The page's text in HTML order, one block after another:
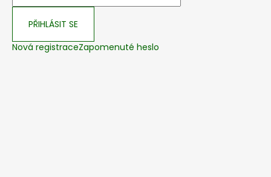
PŘIHLÁSIT SE
Nová registraceZapomenuté heslo